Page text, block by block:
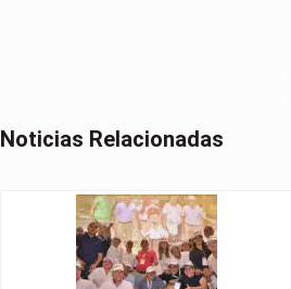
Noticias Relacionadas